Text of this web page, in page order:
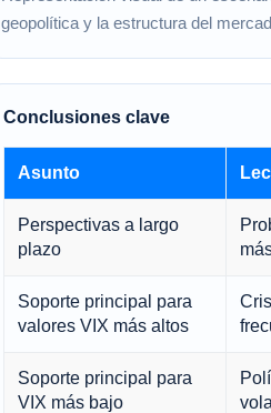
geopolítica y la estructura del
Conclusiones clave
Asunto
Perspectivas a largo
plazo
Soporte principal para
valores VIX más altos
Soporte principal para
VIX más bajo